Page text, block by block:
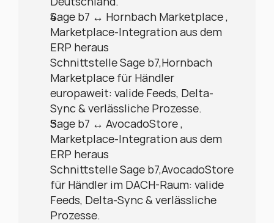
Sage b7 ↔ Hornbach Marketplace ,
Marketplace-Integration aus dem
ERP heraus
Schnittstelle Sage b7,Hornbach
Marketplace für Händler
europaweit: valide Feeds, Delta-
Sync & verlässliche Prozesse.
Sage b7 ↔ AvocadoStore ,
Marketplace-Integration aus dem
ERP heraus
Schnittstelle Sage b7,AvocadoStore
für Händler im DACH-Raum: valide
Feeds, Delta-Sync & verlässliche
Prozesse.